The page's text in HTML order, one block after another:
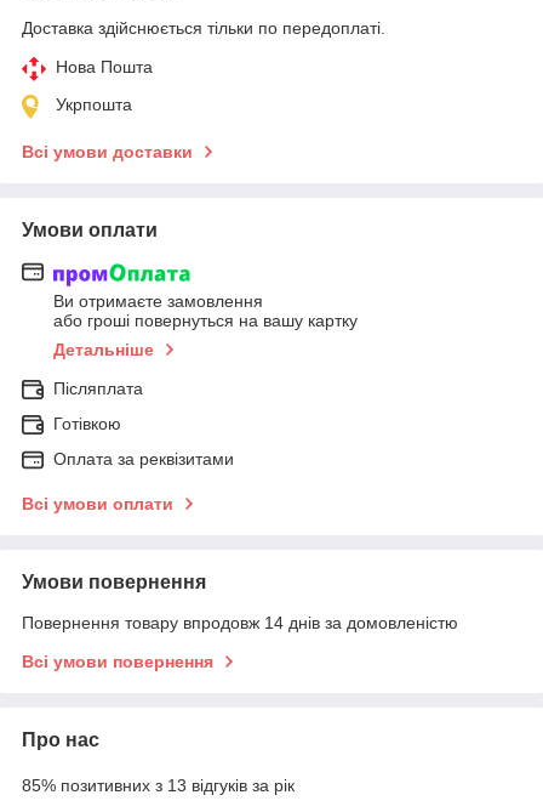
Доставка здійснюється тільки по передоплаті.
Нова Пошта
Укрпошта
Всі умови доставки
Умови оплати
Ви отримаєте замовлення
або гроші повернуться на вашу картку
Детальніше
Післяплата
Готівкою
Оплата за реквізитами
Всі умови оплати
Умови повернення
Повернення товару впродовж 14 днів за домовленістю
Всі умови повернення
Про нас
85% позитивних з 13 відгуків за рік